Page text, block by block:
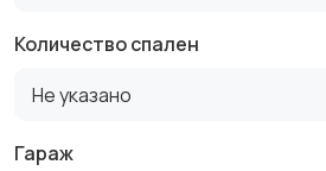
Количество спален
Не указано
Гараж